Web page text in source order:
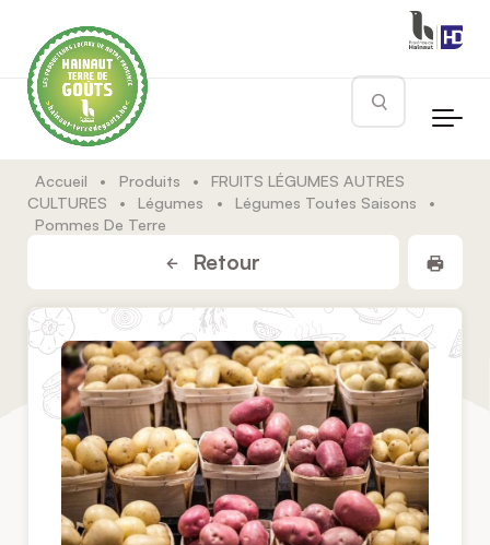
Rechercher
Accueil • Produits •
FRUITS LÉGUMES AUTRES
CULTURES
• Légumes • Légumes Toutes Saisons
•
Pommes De Terre
Retour